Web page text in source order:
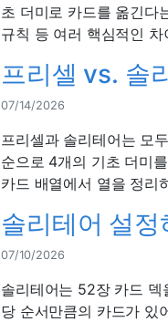
초 더미로 카드를 옮긴다
규칙 등 여러 핵심적인
프리셀 vs. 솔
07/14/2026
프리셀과 솔리테어는 모
순으로 4개의 기초 더미
카드 배열에서 열을 정리
솔리테어 설정
07/10/2026
솔리테어는 52장 카드
당 순서만큼의 카드가 있